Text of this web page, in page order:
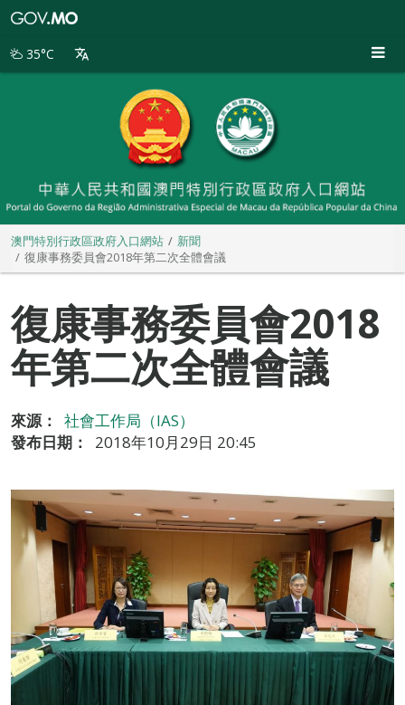
別
35°C
澳門特別行政區政府入口網站
新聞
復康事務委員會2018年第二次全體會議
復康事務委員會2018
年第二次全體會議
來源：
社會工作局（IAS）
發布日期：
2018年10月29日 20:45